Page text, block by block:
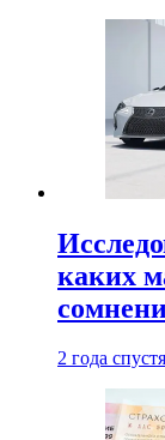
каких
2 года спустя